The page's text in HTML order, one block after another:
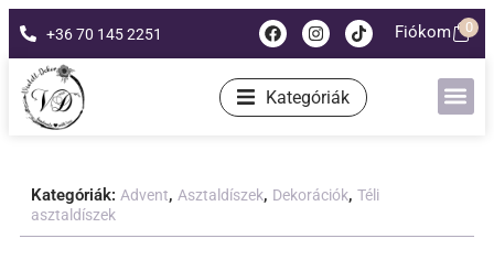
+36 70 145 2251 Fiókom 0
Kategóriák
Kategóriák: Advent, Asztaldíszek, Dekorációk, Téli
asztaldíszek